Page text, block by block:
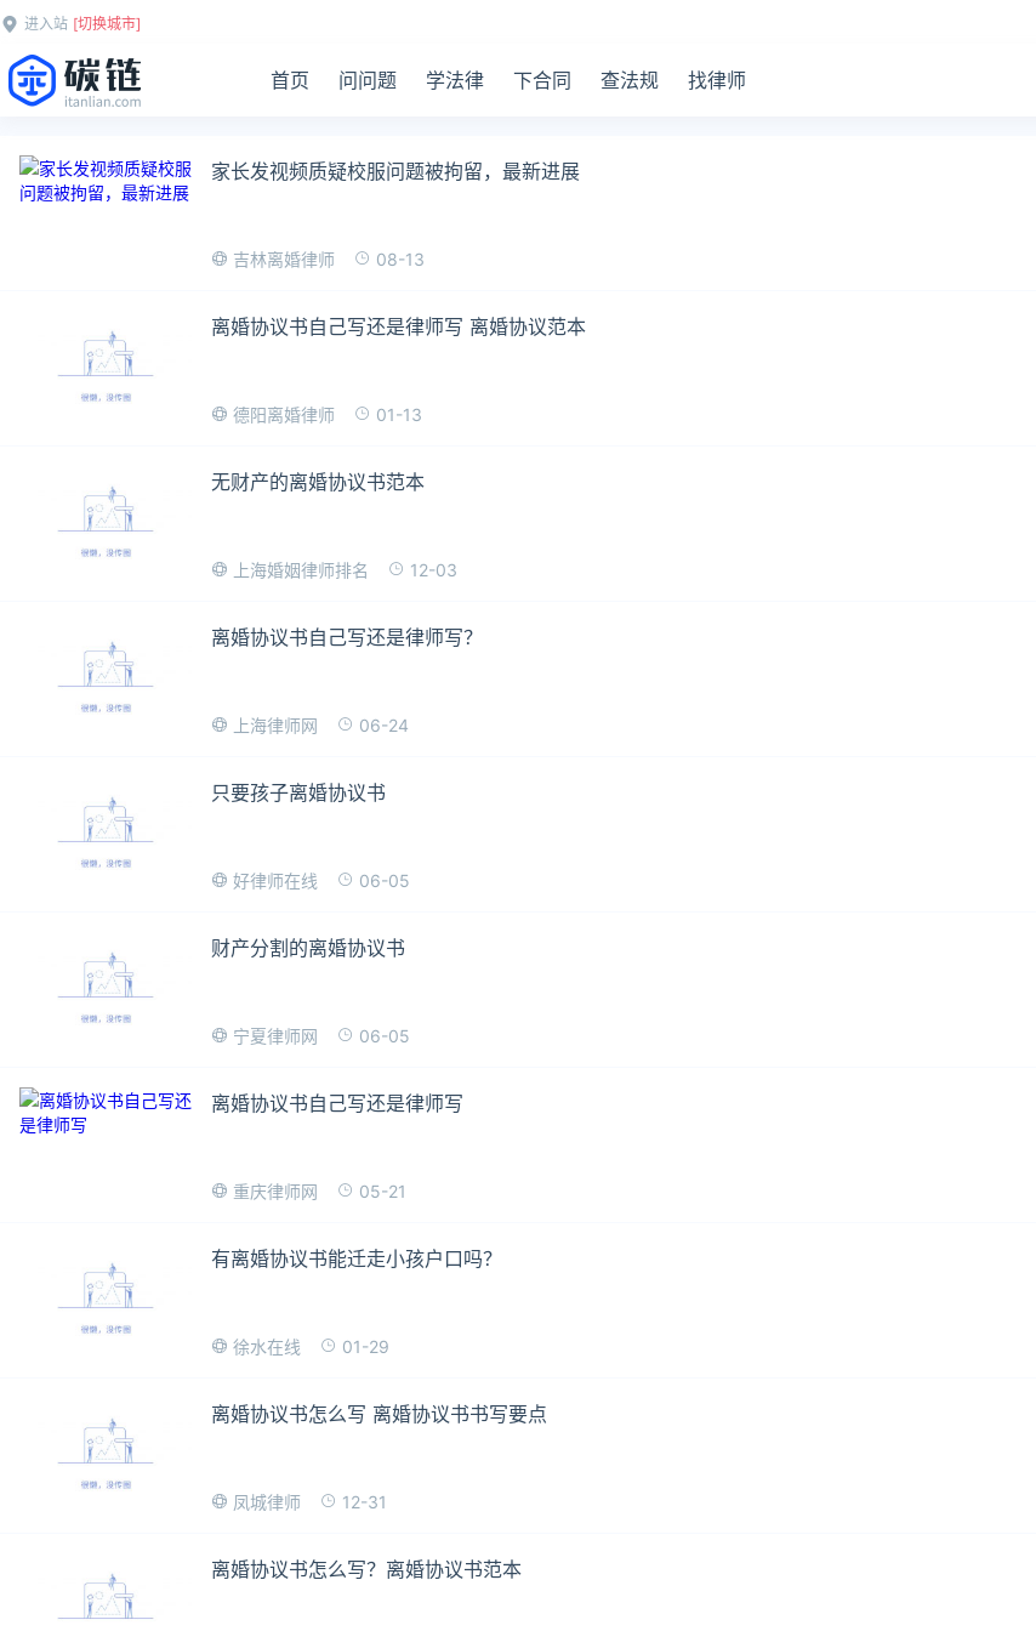
进入站 [切换城市]
首页 问问题 学法律 下合同 查法规 找律师
家长发视频质疑校服问题被拘留，最新进展
吉林离婚律师 08-13
离婚协议书自己写还是律师写 离婚协议范本
德阳离婚律师 01-13
无财产的离婚协议书范本
上海婚姻律师排名 12-03
离婚协议书自己写还是律师写？
上海律师网 06-24
只要孩子离婚协议书
好律师在线 06-05
财产分割的离婚协议书
宁夏律师网 06-05
离婚协议书自己写还是律师写
重庆律师网 05-21
有离婚协议书能迁走小孩户口吗？
徐水在线 01-29
离婚协议书怎么写 离婚协议书书写要点
凤城律师 12-31
离婚协议书怎么写？离婚协议书范本